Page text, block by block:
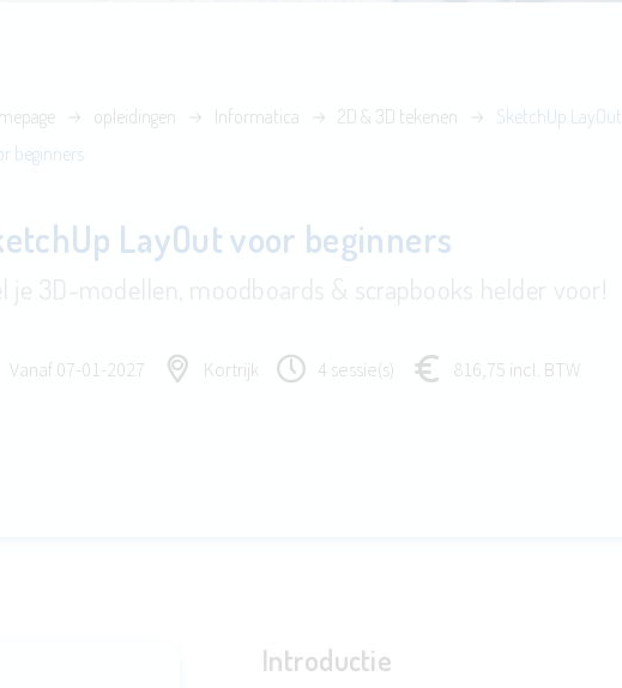
opleidingen Informatica 2D & 3D tekenen
SketchUp LayOut
beginners
LayOut voor beginners
Vanaf 07-01-2027 Kortrijk 4 sessie(s) 816,75 incl. BTW
Introductie